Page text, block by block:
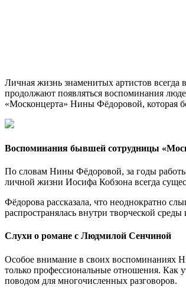
Личная жизнь знаменитых артистов
продолжают появляться воспоминания
«Москонцерта» Нины Фёдоровой, которая
Воспоминания бывшей сотрудницы
По словам Нины Фёдоровой, за годы работы
личной жизни Иосифа Кобзона всегда
Фёдорова рассказала, что неоднократно
распространялась внутри творческой
Слухи о романе с Людмилой Сенчиной
Особое внимание в своих воспоминаниях
только профессиональные отношения. Как
поводом для многочисленных разговоров.